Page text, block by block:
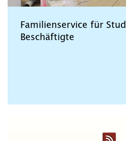
Familienservice für
Beschäftigte